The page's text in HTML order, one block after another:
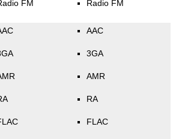
FM Radio FM
AAC
3GA
AMR
RA
FLAC